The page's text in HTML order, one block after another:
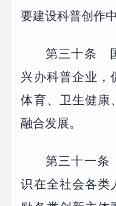
要建设科普创作中
第三十条
兴办科普企业，
体育、卫生健康
融合发展。
第三十一
识在全社会各类